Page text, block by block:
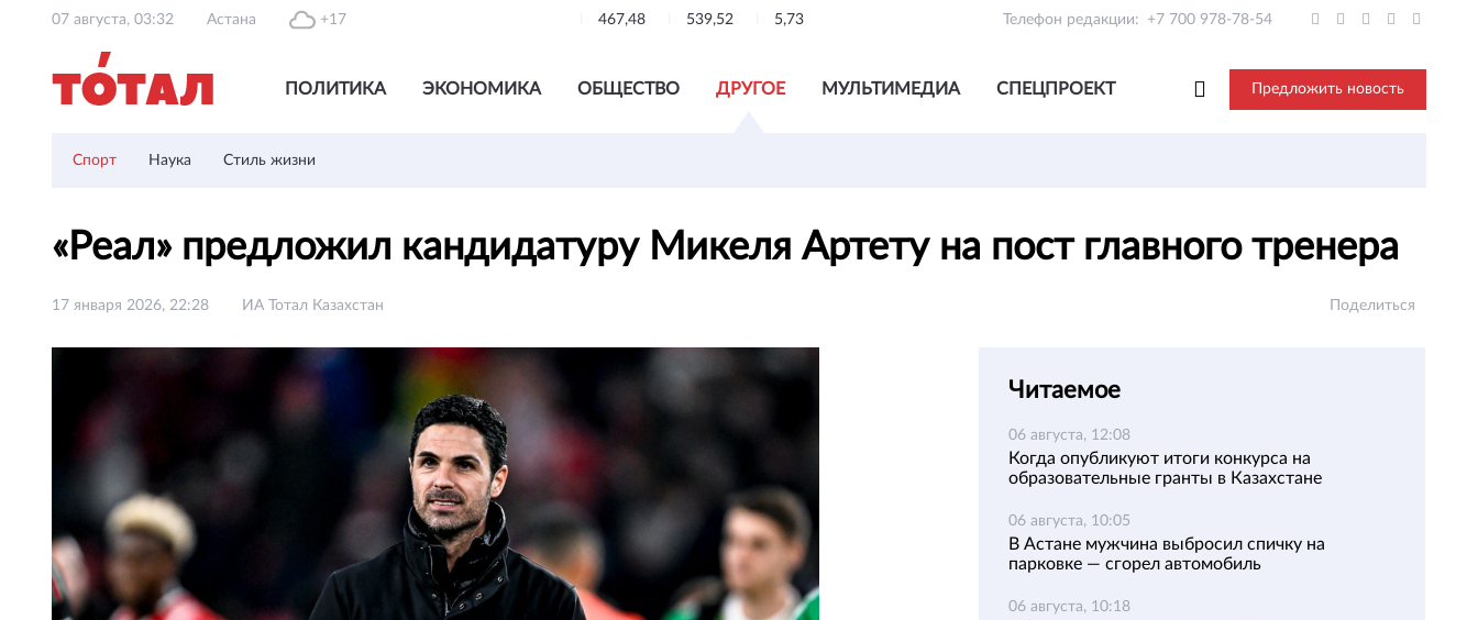
07 августа, 03:32 Астана +17 467,48 539,52 5,73 Телефон редакции: +7 700 978-78-54
ПОЛИТИКА ЭКОНОМИКА ОБЩЕСТВО ДРУГОЕ МУЛЬТИМЕДИА СПЕЦПРОЕКТ Предложить новость
Спорт Наука Стиль жизни
«Реал» предложил кандидатуру Микеля Артету на пост главного тренера
17 января 2026, 22:28 ИА Тотал Казахстан Поделиться
Читаемое
06 августа, 12:08
Когда опубликуют итоги конкурса на
образовательные гранты в Казахстане
06 августа, 10:05
В Астане мужчина выбросил спичку на
парковке — сгорел автомобиль
06 августа, 10:18